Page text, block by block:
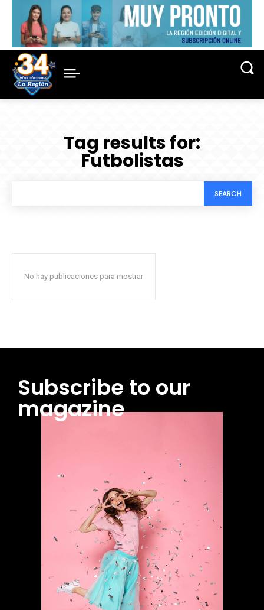
Tag results for:
Futbolistas
SEARCH
No hay publicaciones para mostrar
Subscribe to our
magazine